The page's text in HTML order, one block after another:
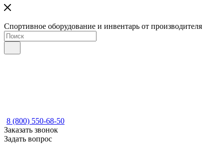
Спортивное оборудование и инвентарь от производителя
8 (800) 550-68-50
Заказать звонок
Задать вопрос